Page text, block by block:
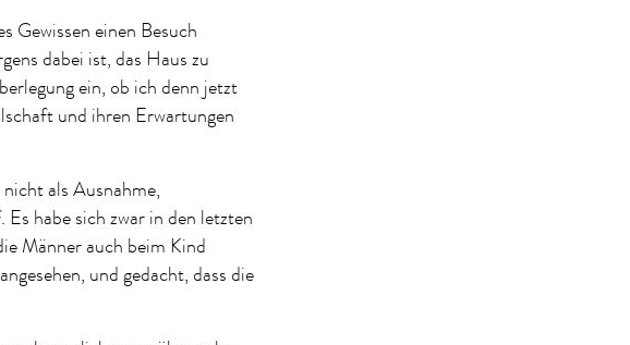
Gewissen einen Besuch
dabei ist, das Haus zu
ein, ob ich denn jetzt
und ihren Erwartungen
als Ausnahme,
habe sich zwar in den letzten
Männer auch beim Kind
und gedacht, dass die